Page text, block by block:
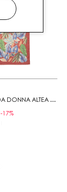
SCIARPA DA DONNA ALTEA CON MOTIVO CON FOGLIE
-17%